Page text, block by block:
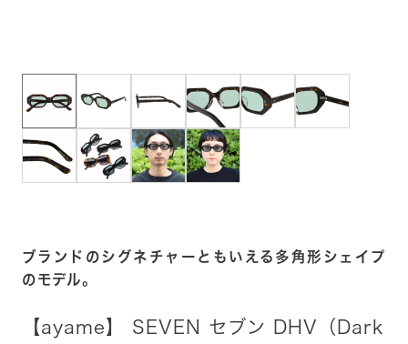
ブランドのシグネチャーともいえる多角形シェイプ
のモデル。
【ayame】 SEVEN セブン DHV（Dark